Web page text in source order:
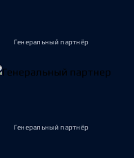
Генеральный партнёр
Генеральный партнёр